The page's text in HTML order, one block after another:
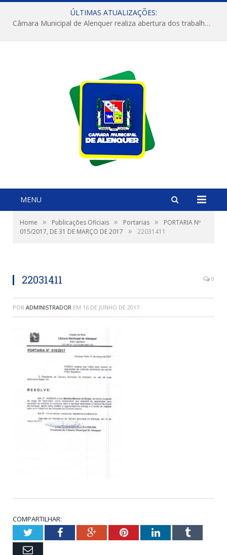
ÚLTIMAS ATUALIZAÇÕES:
Câmara Municipal de Alenquer realiza abertura dos trabalhos do 4º Período Legislativo
MENU
Home » Publicações Oficiais » Portarias »
PORTARIA Nº
015/2017, DE 31 DE MARÇO DE 2017
» 22031411
22031411 0
POR ADMINISTRADOR EM 16 DE JUNHO DE 2017
COMPARTILHAR:
TwitterFacebookGoogle+PinterestLinkedInTumblr
Email